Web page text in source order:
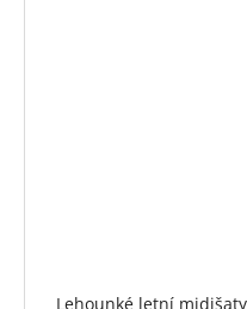
Lehounké letní